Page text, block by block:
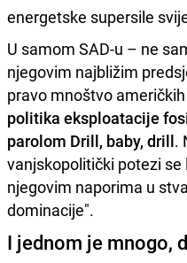
energetske supersile
U samom SAD-u – ne
njegovim najbližim
pravo mnoštvo
politika eksploatacije
parolom Drill, baby, drill.
vanjskopolitički potezi
njegovim naporima u
dominacije".
I jednom je mnogo,